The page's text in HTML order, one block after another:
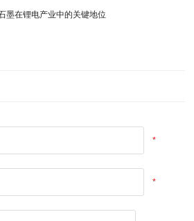
墨在锂电产业中的关键地位
*
*